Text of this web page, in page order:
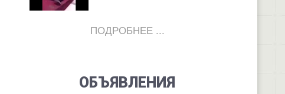
ПОДРОБНЕЕ ...
ОБЪЯВЛЕНИЯ